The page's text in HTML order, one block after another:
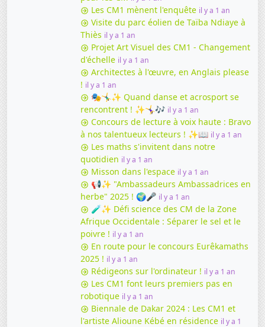
Les CM1 mènent l'enquête il y a 1 an
Visite du parc éolien de Taïba Ndiaye à
Thiès il y a 1 an
Projet Art Visuel des CM1 - Changement
d'échelle il y a 1 an
Architectes à l'œuvre, en Anglais please
! il y a 1 an
🎭🤸‍♂️✨ Quand danse et acrosport se
rencontrent ! ✨🤸‍♀️🎶 il y a 1 an
Concours de lecture à voix haute : Bravo
à nos talentueux lecteurs ! ✨📖 il y a 1 an
Les maths s'invitent dans notre
quotidien il y a 1 an
Misson dans l'espace il y a 1 an
📢✨ "Ambassadeurs Ambassadrices en
herbe" 2025 ! 🌍🎤 il y a 1 an
🧪✨ Défi science des CM de la Zone
Afrique Occidentale : Séparer le sel et le
poivre ! il y a 1 an
En route pour le concours Eurêkamaths
2025 ! il y a 1 an
Rédigeons sur l'ordinateur ! il y a 1 an
Les CM1 font leurs premiers pas en
robotique il y a 1 an
Biennale de Dakar 2024 : Les CM1 et
l'artiste Alioune Kébé en résidence il y a 1